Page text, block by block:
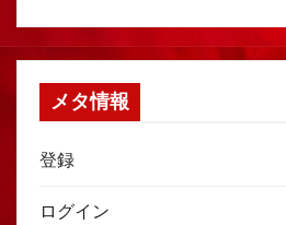
メタ情報
登録
ログイン